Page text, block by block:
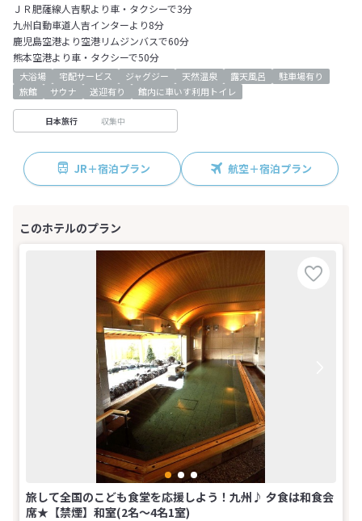
ＪＲ肥薩線人吉駅より車・タクシーで3分
九州自動車道人吉インターより8分
鹿児島空港より空港リムジンバスで60分
熊本空港より車・タクシーで50分
大浴場 宅配サービス ジャグジー 天然温泉 露天風呂
駐車場有り
旅館
サウナ 送迎有り 館内に車いす利用トイレ
日本旅行 収集中
JR＋宿泊プラン 航空＋宿泊プラン
旅して全国のこども食堂を応援しよう！九州♪ 夕食は和食会
席★【禁煙】和室(2名～4名1室)